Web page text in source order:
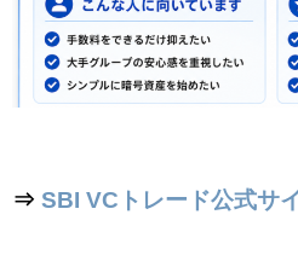
⇒ SBI VCトレード公式サ